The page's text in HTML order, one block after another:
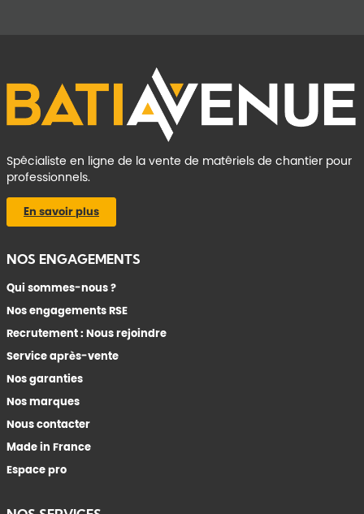
Spécialiste en ligne de la vente de matériels de chantier pour
professionnels.
En savoir plus
NOS ENGAGEMENTS
Qui sommes-nous ?
Nos engagements RSE
Recrutement : Nous rejoindre
Service après-vente
Nos garanties
Nos marques
Nous contacter
Made in France
Espace pro